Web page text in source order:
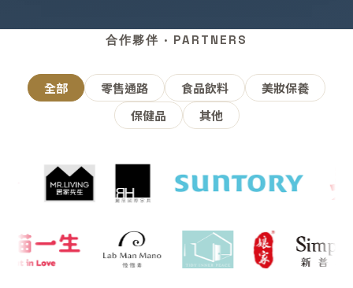
合作夥伴 · PARTNERS
全部 零售通路 食品飲料
美妝保養
保健品
其他